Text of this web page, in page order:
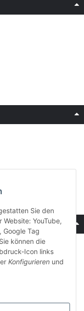
Sie den
YouTube,
Google Tag
können die
Icon links
Konfigurieren und